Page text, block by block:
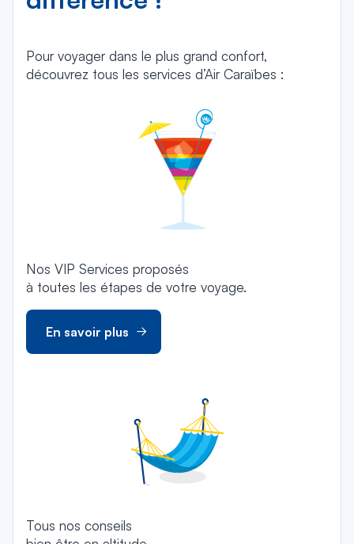
Pour voyager dans le plus grand confort,
découvrez tous les services d’Air Caraïbes :
Nos VIP Services proposés
à toutes les étapes de votre voyage.
En savoir plus
Tous nos conseils